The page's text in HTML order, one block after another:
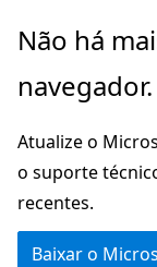
Pular
o
principal
Não há
navegador.
Atualize o
o suporte
recentes.
Baixar o